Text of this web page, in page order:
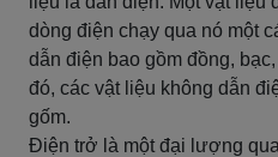
dòng điện chạy qua nó một
dẫn điện bao gồm đồng,
đó, các vật liệu không dẫn
gốm.
Điện trở là một đại lượng